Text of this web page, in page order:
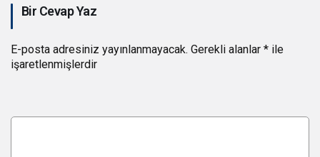
Bir Cevap Yaz
E-posta adresiniz yayınlanmayacak. Gerekli alanlar * ile
işaretlenmişlerdir